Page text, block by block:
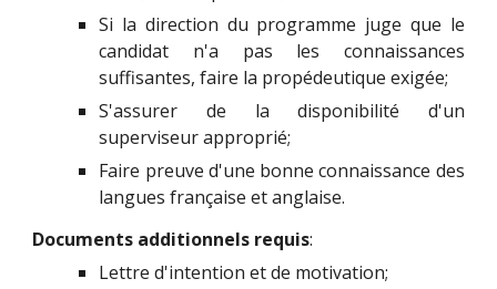
Si la direction du programme juge que le
candidat n'a pas les connaissances
suffisantes, faire la propédeutique exigée;
S'assurer de la disponibilité d'un
superviseur approprié;
Faire preuve d'une bonne connaissance des
langues française et anglaise.
Documents additionnels requis:
Lettre d'intention et de motivation;